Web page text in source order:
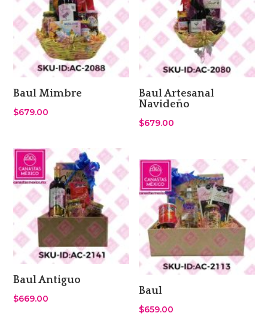
Baul Mimbre
$679.00
Baul Artesanal
Navideño
$679.00
Baul Antiguo
$669.00
Baul
$659.00